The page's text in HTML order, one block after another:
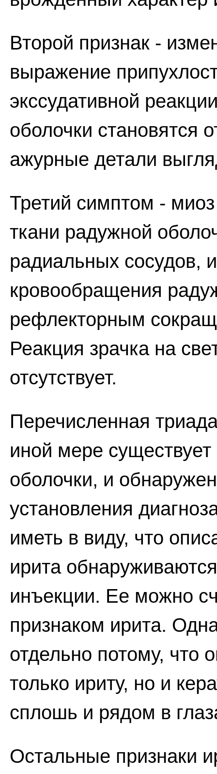
Второй признак -
выражение
экссудативной
оболочки становятся
ажурные детали
Третий симптом -
ткани радужной
радиальных сосудов,
кровообращения
рефлекторным
Реакция зрачка на
отсутствует.
Перечисленная
иной мере
оболочки, и
установления
иметь в виду, что
ирита
инъекции. Ее можно
признаком ирита.
отдельно потому, что
только ириту, но и
сплошь и рядом в
Остальные признаки